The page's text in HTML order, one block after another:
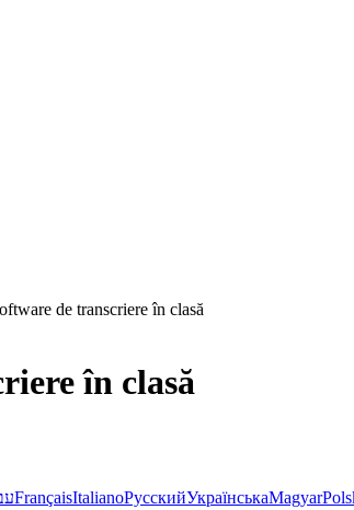
de transcriere în clasă
în clasă
FrançaisItalianoРусскийУкраїнськаMagyar